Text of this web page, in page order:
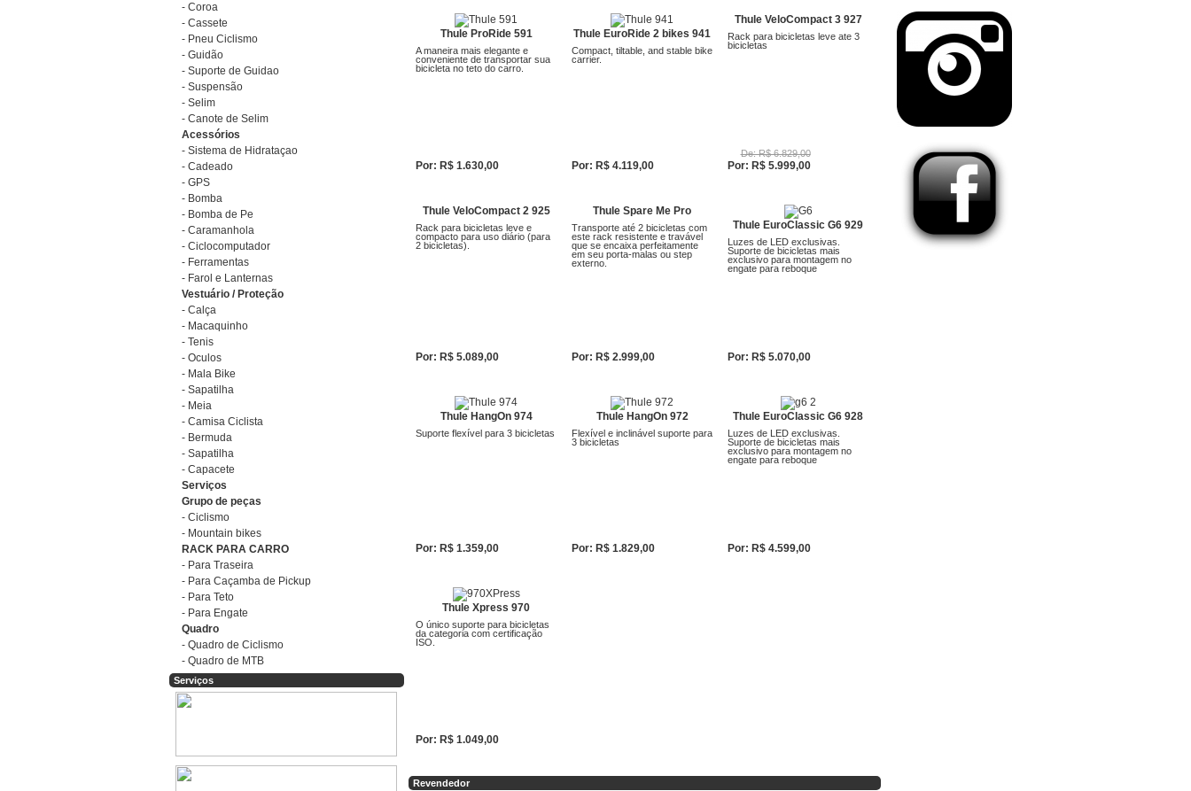
- Coroa
- Cassete
- Pneu Ciclismo
- Guidão
- Suporte de Guidao
- Suspensão
- Selim
- Canote de Selim
Acessórios
- Sistema de Hidrataçao
- Cadeado
- GPS
- Bomba
- Bomba de Pe
- Caramanhola
- Ciclocomputador
- Ferramentas
- Farol e Lanternas
Vestuário / Proteção
- Calça
- Macaquinho
- Tenis
- Oculos
- Mala Bike
- Sapatilha
- Meia
- Camisa Ciclista
- Bermuda
- Sapatilha
- Capacete
Serviços
Grupo de peças
- Ciclismo
- Mountain bikes
RACK PARA CARRO
- Para Traseira
- Para Caçamba de Pickup
- Para Teto
- Para Engate
Quadro
- Quadro de Ciclismo
- Quadro de MTB
Serviços
Thule ProRide 591
A maneira mais elegante e
conveniente de transportar sua
bicicleta no teto do carro.
Por: R$ 1.630,00
Thule EuroRide 2 bikes 941
Compact, tiltable, and stable bike
carrier.
Por: R$ 4.119,00
Thule VeloCompact 3 927
Rack para bicicletas leve ate 3
bicicletas
De: R$ 6.829,00
Por: R$ 5.999,00
Thule VeloCompact 2 925
Rack para bicicletas leve e
compacto para uso diário (para
2 bicicletas).
Por: R$ 5.089,00
Thule Spare Me Pro
Transporte até 2 bicicletas com
este rack resistente e travável
que se encaixa perfeitamente
em seu porta-malas ou step
externo.
Por: R$ 2.999,00
Thule EuroClassic G6 929
Luzes de LED exclusivas.
Suporte de bicicletas mais
exclusivo para montagem no
engate para reboque
Por: R$ 5.070,00
Thule HangOn 974
Suporte flexível para 3 bicicletas
Por: R$ 1.359,00
Thule HangOn 972
Flexível e inclinável suporte para
3 bicicletas
Por: R$ 1.829,00
Thule EuroClassic G6 928
Luzes de LED exclusivas.
Suporte de bicicletas mais
exclusivo para montagem no
engate para reboque
Por: R$ 4.599,00
Thule Xpress 970
O único suporte para bicicletas
da categoria com certificação
ISO.
Por: R$ 1.049,00
Revendedor